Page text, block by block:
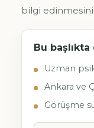
bilgi
Bu başlıkta
Uzman
Ankara ve
Görüşme